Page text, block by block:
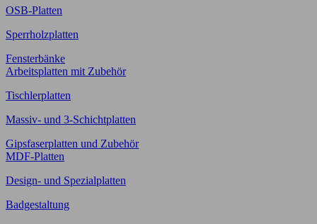
OSB-Platten
Sperrholzplatten
Fensterbänke
Arbeitsplatten mit Zubehör
Tischlerplatten
Massiv- und 3-Schichtplatten
Gipsfaserplatten und Zubehör
MDF-Platten
Design- und Spezialplatten
Badgestaltung